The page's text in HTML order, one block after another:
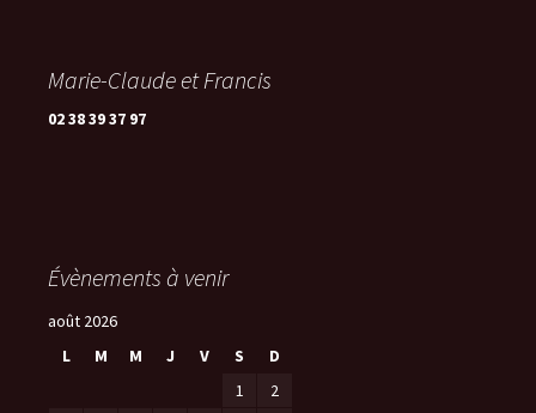
Marie-Claude et Francis
02 38 39 37 97
Évènements à venir
août 2026
L
M M J V S
D
1
2